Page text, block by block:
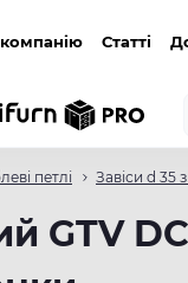
Статті
петлі Завіси d 35
GTV